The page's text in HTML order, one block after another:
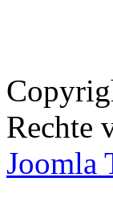
Rechte
Joomla